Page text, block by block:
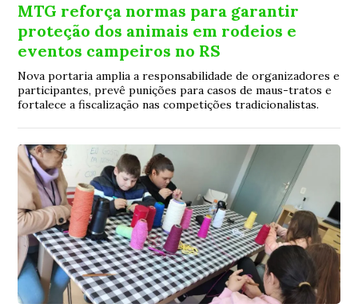
MTG reforça normas para garantir
proteção dos animais em rodeios e
eventos campeiros no RS
Nova portaria amplia a responsabilidade de organizadores e
participantes, prevê punições para casos de maus-tratos e
fortalece a fiscalização nas competições tradicionalistas.